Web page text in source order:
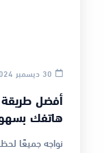
30 ديسمبر 2024
أفضل طريقة
هاتفك
نواجه جميعًا